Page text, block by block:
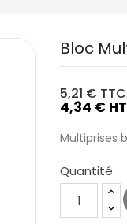
Bloc
5,21 € TTC
4,34 € HT
Multiprises
Quantité